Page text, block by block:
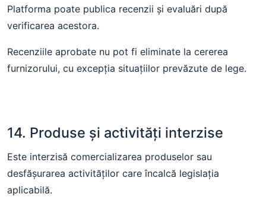
Platforma poate publica recenzii și evaluări după
verificarea acestora.
Recenziile aprobate nu pot fi eliminate la cererea
furnizorului, cu excepția situațiilor prevăzute de lege.
14. Produse și activități interzise
Este interzisă comercializarea produselor sau
desfășurarea activităților care încalcă legislația
aplicabilă.